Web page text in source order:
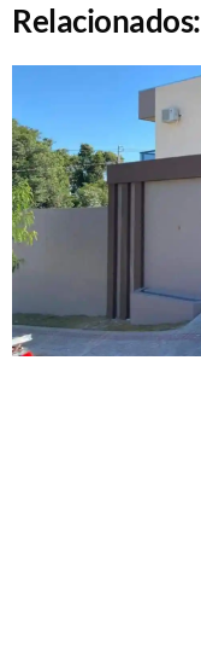
Relacionados: